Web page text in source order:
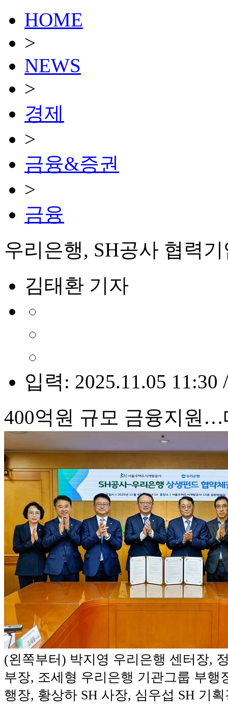
HOME
>
NEWS
>
경제
>
금융&증권
>
금융
우리은행, SH공사 협력
김태환 기자
입력: 2025.11.05 11:30
400억원 규모 금융지원
(왼쪽부터) 박지영 우리은행 센터장,
부장, 조세형 우리은행 기관그룹 부행
행장, 황상하 SH 사장, 심우섭 SH 기